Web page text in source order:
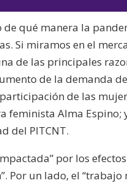
de qué manera la
Si miramos en el
de las principales
de la demanda
de las
feminista Alma Espino;
del PITCNT.
por los
Por un lado, el